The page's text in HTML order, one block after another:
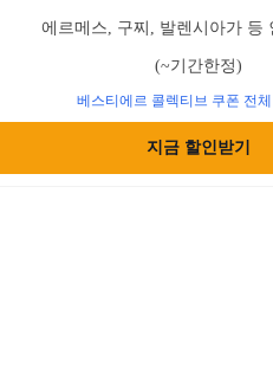
에르메스, 구찌, 발렌시아가 등
(~기간한정)
베스티에르 콜렉티브 쿠폰 전
지금 할인받기